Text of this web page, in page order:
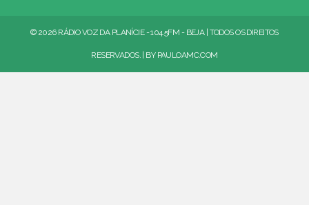
© 2026 RÁDIO VOZ DA PLANÍCIE - 104.5FM - BEJA | TODOS OS DIREITOS
RESERVADOS. | BY PAULOAMC.COM